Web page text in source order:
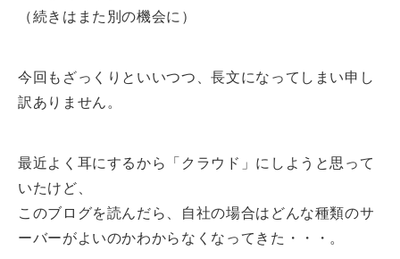
（続きはまた別の機会に）
今回もざっくりといいつつ、長文になってしまい申し
訳ありません。
最近よく耳にするから「クラウド」にしようと思って
いたけど、
このブログを読んだら、自社の場合はどんな種類のサ
ーバーがよいのかわからなくなってきた・・・。